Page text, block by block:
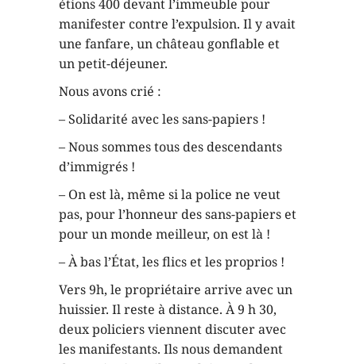
étions 400 devant l’immeuble pour
manifester contre l’expulsion. Il y avait
une fanfare, un château gonflable et
un petit-déjeuner.
Nous avons crié :
– Solidarité avec les sans-papiers !
– Nous sommes tous des descendants
d’immigrés !
– On est là, même si la police ne veut
pas, pour l’honneur des sans-papiers et
pour un monde meilleur, on est là !
– À bas l’État, les flics et les proprios !
Vers 9h, le propriétaire arrive avec un
huissier. Il reste à distance. À 9 h 30,
deux policiers viennent discuter avec
les manifestants. Ils nous demandent